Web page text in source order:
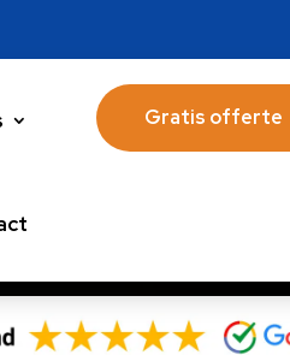
Gratis offerte